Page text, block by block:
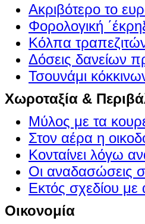
Ακριβότερο το
Φορολογική
Κόλπα
Δόσεις δανείων
Τσουνάμι
Χωροταξία &
Μύλος με τα
Στον αέρα η
Κονταίνει λόγω
Οι αναδασώσεις
Εκτός σχεδίου με
Οικονομία